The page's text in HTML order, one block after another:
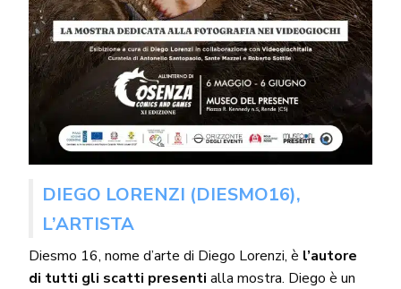
DIEGO LORENZI (DIESMO16),
L’ARTISTA
Diesmo 16, nome d’arte di Diego Lorenzi, è l’autore
di tutti gli scatti presenti alla mostra. Diego è un